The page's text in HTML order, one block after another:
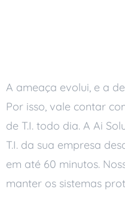
A ameaça evolui, e a
Por isso, vale contar
de T.I. todo dia. A Ai
T.I. da sua empresa
em até 60 minutos.
manter os sistemas